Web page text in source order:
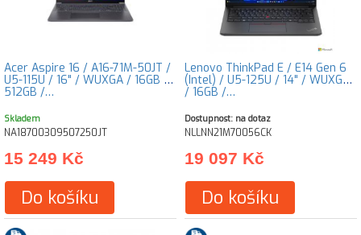
Acer Aspire 16 / A16-71M-50JT /
U5-115U / 16" / WUXGA / 16GB /
512GB /…
Skladem
NA18700309507250JT
15 249 Kč
Do košíku
Lenovo ThinkPad E / E14 Gen 6
(Intel) / U5-125U / 14" / WUXGA
/ 16GB /…
Dostupnost: na dotaz
NLLNN21M70056CK
19 097 Kč
Do košíku